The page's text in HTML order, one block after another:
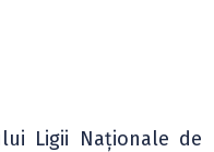
Ligii Naționale de